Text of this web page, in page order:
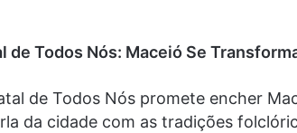
de Todos Nós: Maceió Se
de Todos Nós promete encher
da cidade com as tradições